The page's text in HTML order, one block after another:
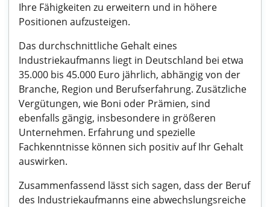
Ihre Fähigkeiten zu erweitern und in höhere
Positionen aufzusteigen.
Das durchschnittliche Gehalt eines
Industriekaufmanns liegt in Deutschland bei etwa
35.000 bis 45.000 Euro jährlich, abhängig von der
Branche, Region und Berufserfahrung. Zusätzliche
Vergütungen, wie Boni oder Prämien, sind
ebenfalls gängig, insbesondere in größeren
Unternehmen. Erfahrung und spezielle
Fachkenntnisse können sich positiv auf Ihr Gehalt
auswirken.
Zusammenfassend lässt sich sagen, dass der Beruf
des Industriekaufmanns eine abwechslungsreiche